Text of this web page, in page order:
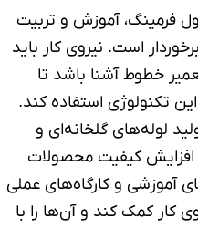
فرمینگ، آموزش و تربیت
است. نیروی کار باید
خطوط آشنا باشد تا
تکنولوژی استفاده کند.
لوله‌های گلخانه‌ای و
افزایش کیفیت محصولات
آموزشی و کارگاه‌های عملی
کار کمک کند و آن‌ها را با